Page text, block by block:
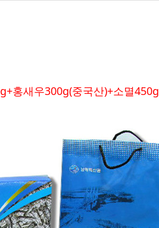
홍새우300g(중국산)+소멸450g